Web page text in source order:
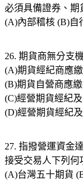
必須具備證券、期
(A)內部稽核 (B)自
26. 期貨商無分支
(A)期貨經紀商應
(B)期貨自營商應
(C)經營期貨經紀
(D)經營期貨經紀
27. 指撥營運資金
接受交易人下列何
(A)台灣五十期貨